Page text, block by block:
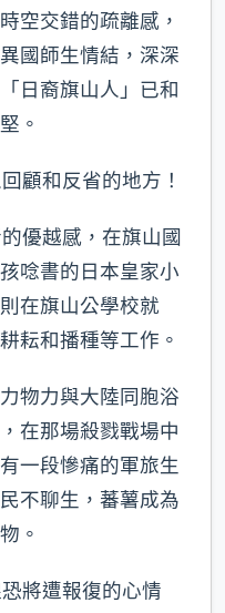
空交錯的疏離感，
國師生情結，深深
日裔旗山人」已和
。
顧和反省的地方！
優越感，在旗山國
唸書的日本皇家小
在旗山公學校就
耘和播種等工作。
物力與大陸同胞浴
在那場殺戮戰場中
一段慘痛的軍旅生
不聊生，蕃薯成為
。
將遭報復的心情